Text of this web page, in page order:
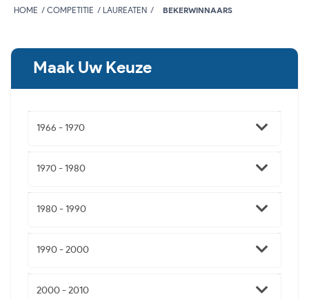
HOME COMPETITIE LAUREATEN BEKERWINNAARS
Maak Uw Keuze
1966 - 1970
1970 - 1980
1980 - 1990
1990 - 2000
2000 - 2010